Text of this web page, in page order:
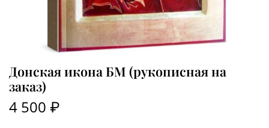
Донская икона БМ (рукописная на
заказ)
4 500 ₽